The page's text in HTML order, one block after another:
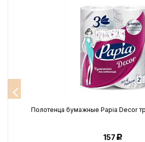
Полотенца бумажные Papia Decor
157Р